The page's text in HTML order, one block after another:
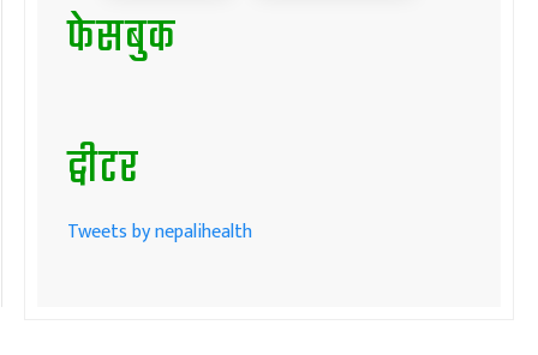
फेसबुक
ट्वीटर
Tweets by nepalihealth